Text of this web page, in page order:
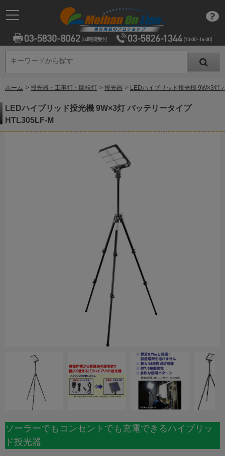
キーワードから探す
キーワードから探す
ホーム > 投光器・工事灯・回転灯 > 投光器 > LEDハイブリッド投光機 9W×3灯
LEDハイブリッド投光機 9W×3灯 バッテリータイプ
HTL305LF-M
ソーラーでもコンセントでも充電できるハイブリッ
ド投光器